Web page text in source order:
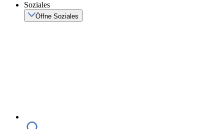
Soziales
Öffne Soziales